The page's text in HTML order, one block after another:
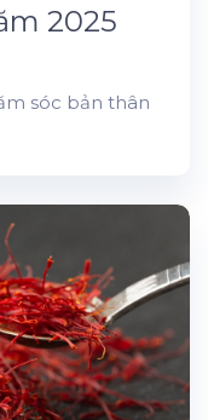
2025
sóc bản thân